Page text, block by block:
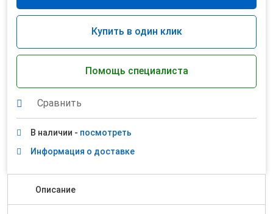
Купить в один клик
Помощь специалиста
Сравнить
В наличии - посмотреть
Информация о доставке
Описание